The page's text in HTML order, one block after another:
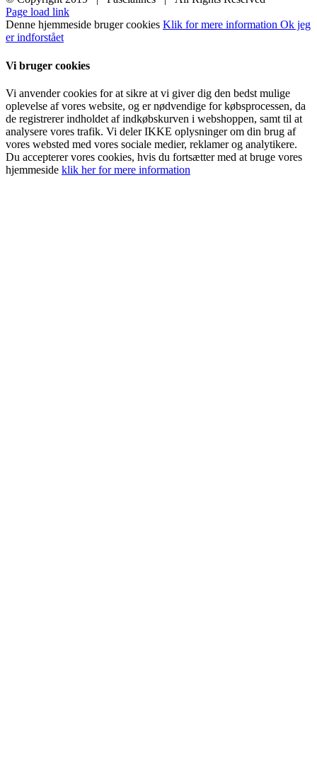
Page load link
Denne hjemmeside bruger cookies Klik for mere information Ok jeg
er indforstået
Vi bruger cookies
Vi anvender cookies for at sikre at vi giver dig den bedst mulige
oplevelse af vores website, og er nødvendige for købsprocessen, da
de registrerer indholdet af indkøbskurven i webshoppen, samt til at
analysere vores trafik. Vi deler IKKE oplysninger om din brug af
vores websted med vores sociale medier, reklamer og analytikere.
Du accepterer vores cookies, hvis du fortsætter med at bruge vores
hjemmeside klik her for mere information